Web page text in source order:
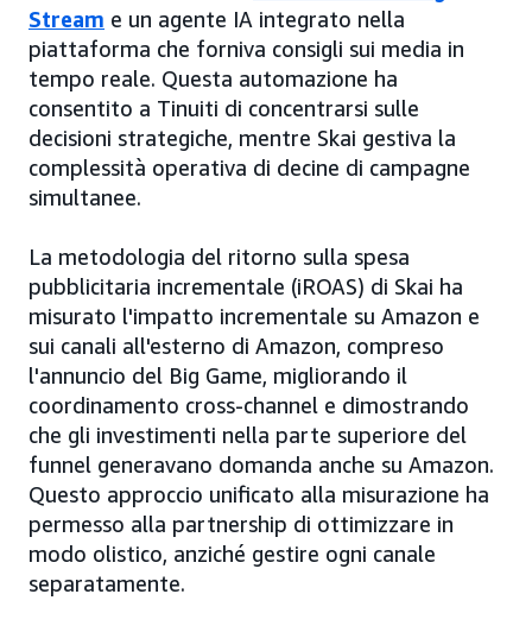
Stream e un agente IA integrato nella
piattaforma che forniva consigli sui media in
tempo reale. Questa automazione ha
consentito a Tinuiti di concentrarsi sulle
decisioni strategiche, mentre Skai gestiva la
complessità operativa di decine di campagne
simultanee.
La metodologia del ritorno sulla spesa
pubblicitaria incrementale (iROAS) di Skai ha
misurato l'impatto incrementale su Amazon e
sui canali all'esterno di Amazon, compreso
l'annuncio del Big Game, migliorando il
coordinamento cross-channel e dimostrando
che gli investimenti nella parte superiore del
funnel generavano domanda anche su Amazon.
Questo approccio unificato alla misurazione ha
permesso alla partnership di ottimizzare in
modo olistico, anziché gestire ogni canale
separatamente.